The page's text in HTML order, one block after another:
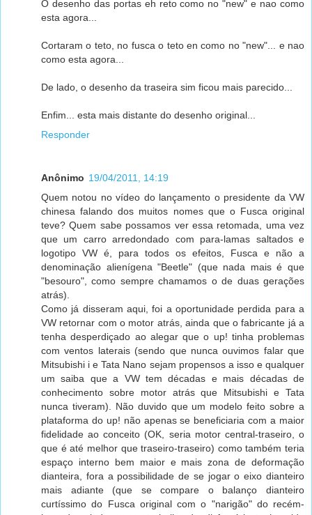
O desenho das portas eh reto como no "new" e nao como
esta agora...
Cortaram o teto, no fusca o teto en como no "new"... e nao
como esta agora...
De lado, o desenho da traseira sim ficou mais parecido...
Enfim... esta mais distante do desenho original...
Responder
Anônimo 19/04/2011, 14:19
Quem notou no vídeo do lançamento o presidente da VW
chinesa falando dos muitos nomes que o Fusca original
teve? Quem sabe possamos ver essa retomada, uma vez
que um carro arredondado com para-lamas saltados e
logotipo VW é, para todos os efeitos, Fusca e não a
denominação alienígena "Beetle" (que nada mais é que
"besouro", como sempre chamamos o de duas gerações
atrás).
Como já disseram aqui, foi a oportunidade perdida para a
VW retornar com o motor atrás, ainda que o fabricante já a
tenha desperdiçado ao alegar que o up! tinha problemas
com ventos laterais (sendo que nunca ouvimos falar que
Mitsubishi i e Tata Nano sejam propensos a isso e qualquer
um saiba que a VW tem décadas e mais décadas de
conhecimento sobre motor atrás que Mitsubishi e Tata
nunca tiveram). Não duvido que um modelo feito sobre a
plataforma do up! não apenas se beneficiaria com a maior
fidelidade ao conceito (OK, seria motor central-traseiro, o
que é até melhor que traseiro-traseiro) como também teria
espaço interno bem maior e mais zona de deformação
dianteira, fora a possibilidade de se jogar o eixo dianteiro
mais adiante (que se compare o balanço dianteiro
curtíssimo do Fusca original com o "narigão" do recém-